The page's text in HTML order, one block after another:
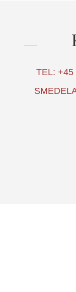
TEL: +45